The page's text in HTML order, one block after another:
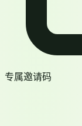
专属邀请码